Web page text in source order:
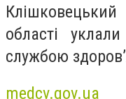
області
службою
medcv.gov.ua